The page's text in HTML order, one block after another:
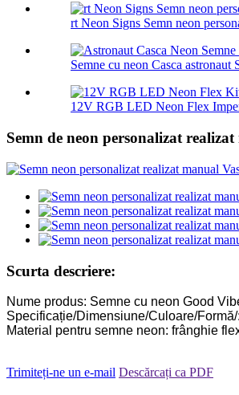
rt Neon Signs Semn neon
Semne cu neon Casca astronaut
12V RGB LED Neon Flex
Semn de neon personalizat
Scurta descriere:
Nume produs: Semne cu neon Good
Specificație/Dimensiune/Culoare/
Material pentru semne neon: frânghie
Trimiteți-ne un e-mail Descărcați ca PDF